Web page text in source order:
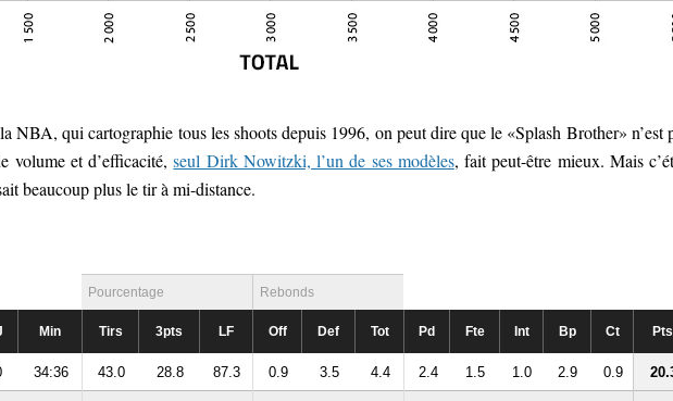
NBA, qui cartographie tous les shoots depuis 1996, on peut dire que le «Splash Brother» n’est
volume et d’efficacité,seul Dirk Nowitzki, l’un de ses modèles, fait peut-être mieux. Mais
beaucoup plus le tir à mi-distance.
Pourcentage Rebonds
Min Tirs 3pts LF Off Def Tot Pd Fte Int Bp Ct Pts
34:36 43.0 28.8 87.3 0.9 3.5 4.4 2.4 1.5 1.0 2.9 0.9